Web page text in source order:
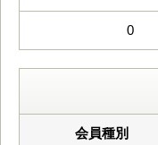
0
会員種別